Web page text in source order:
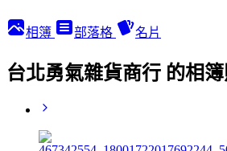
相簿 部落格 名片
台北勇氣雜貨商行 的相簿